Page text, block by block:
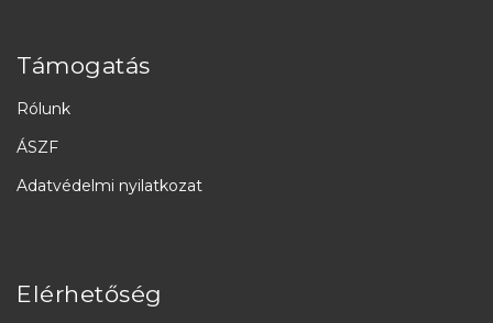
Támogatás
Rólunk
ÁSZF
Adatvédelmi nyilatkozat
Elérhetőség